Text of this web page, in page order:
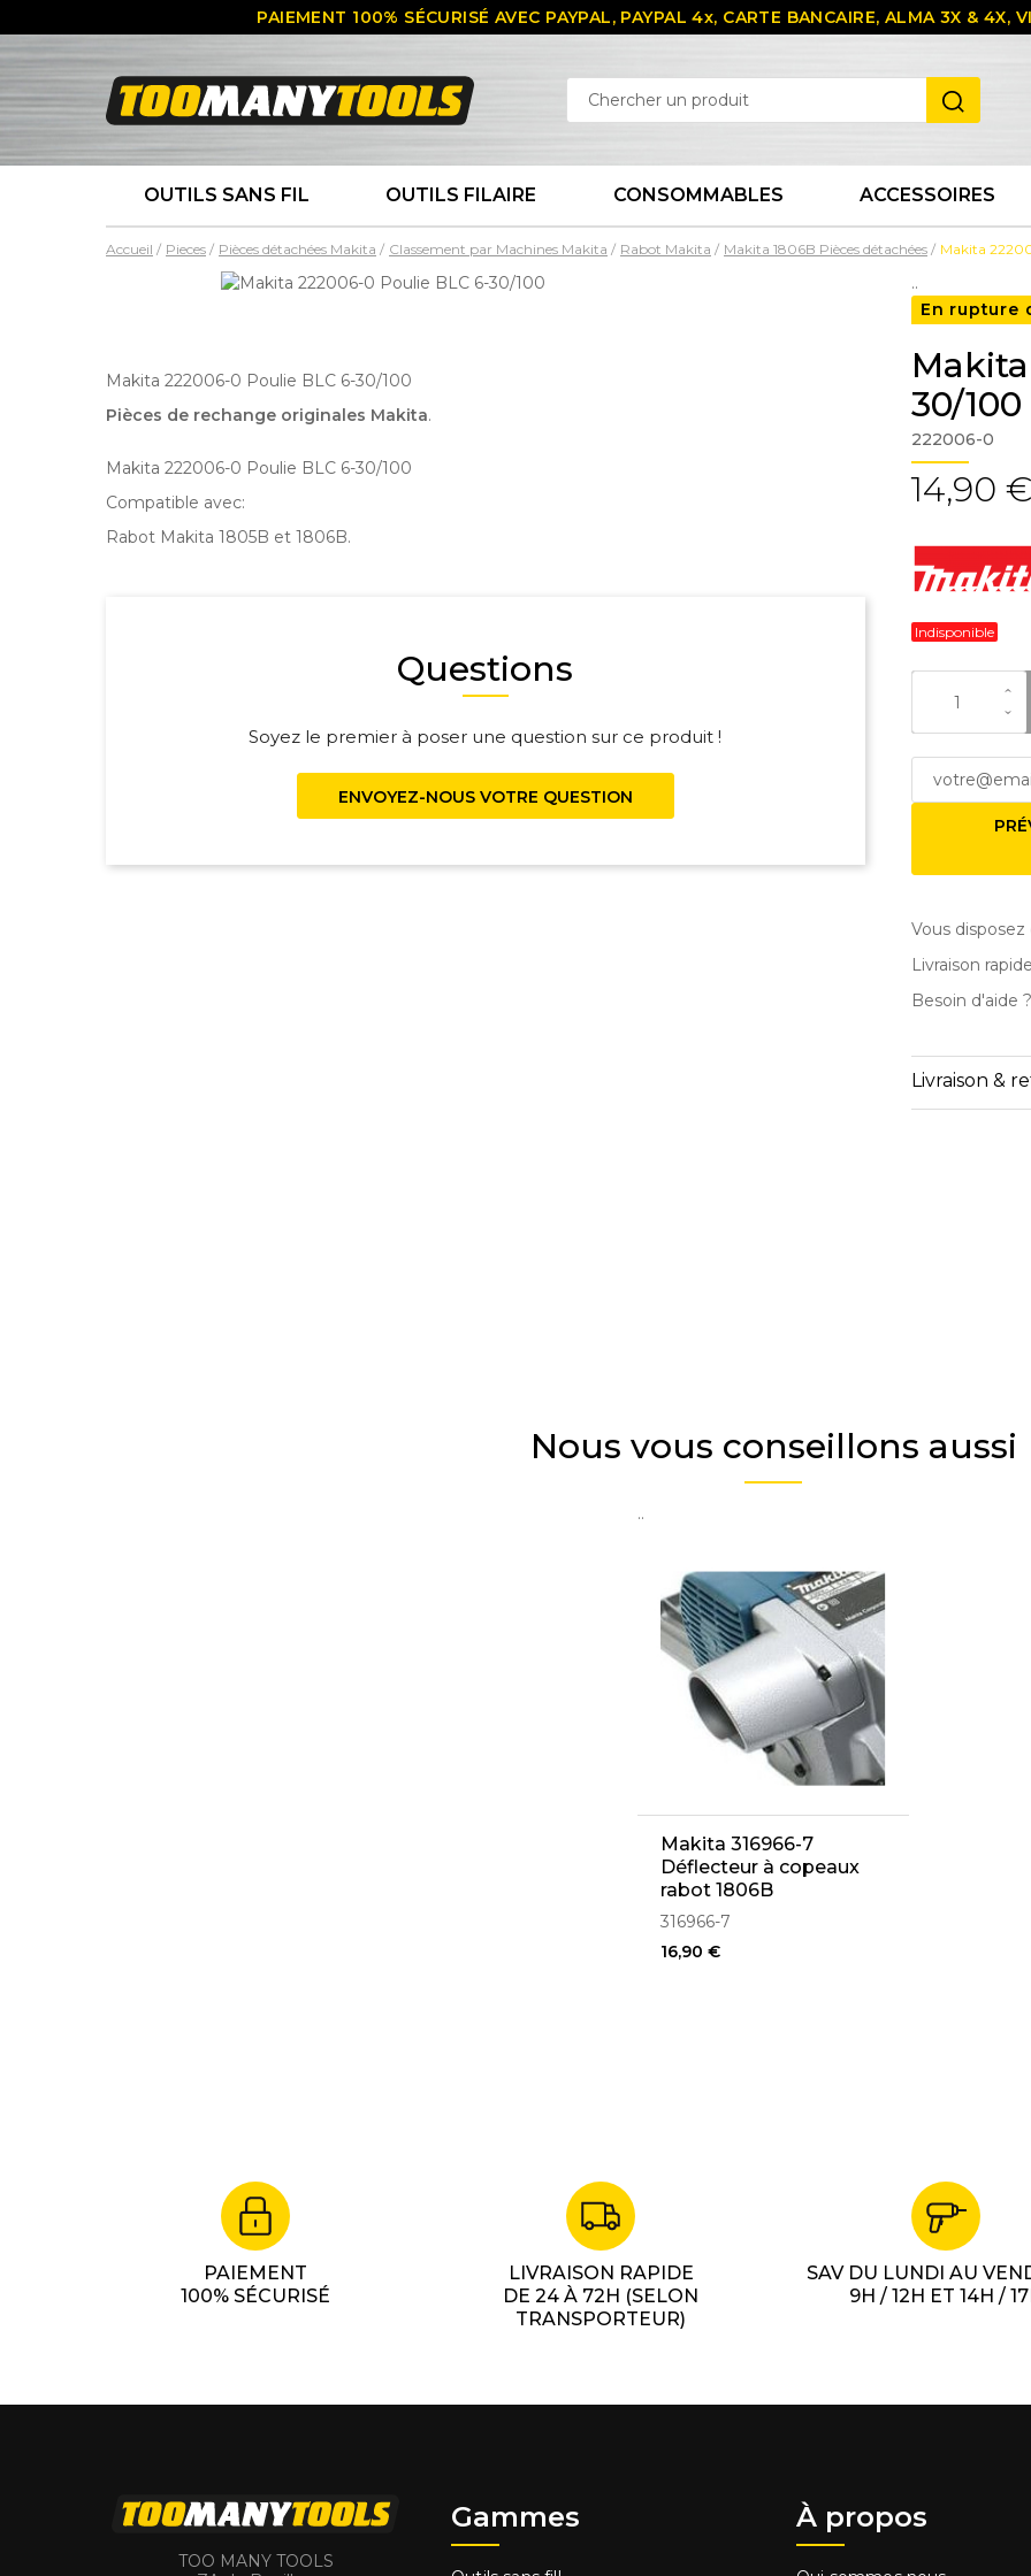
PAIEMENT 100% SÉCURISÉ AVEC PAYPAL, PAYPAL 4x, CARTE BANCAIRE, ALMA 3X & 4X,
OUTILS SANS FIL OUTILS FILAIRE CONSOMMABLES ACCESSOIRES
Accueil Pieces Pièces détachées Makita Classement par Machines Makita Rabot Makita Makita 1806B Pièces détachées Makita
Makita 222006-0 Poulie BLC 6-30/100
Pièces de rechange originales Makita.
Makita 222006-0 Poulie BLC 6-30/100
Compatible avec:
Rabot Makita 1805B et 1806B.
Questions
Soyez le premier à poser une question sur ce produit !
ENVOYEZ-NOUS VOTRE QUESTION
..
En rupture
30/100
222006-0
14,90 €
Indisponible
Vous
Livraison
Besoin d'aide
Livraison &
Nous vous conseillons aussi
..
Makita 316966-7
Déflecteur à copeaux
rabot 1806B
316966-7
16,90 €
PAIEMENT
100% SÉCURISÉ
LIVRAISON RAPIDE
DE 24 À 72H (SELON
TRANSPORTEUR)
SAV DU LUNDI AU
9H / 12H ET 14H /
TOO MANY TOOLS
Gammes À propos